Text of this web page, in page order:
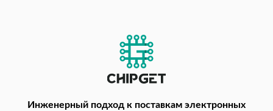
Инженерный подход к поставкам электронных